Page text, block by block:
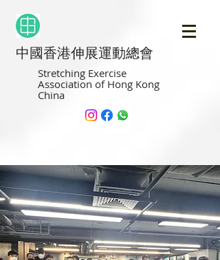
中國香港伸展運動總會
Stretching Exercise
Association of Hong Kong
China